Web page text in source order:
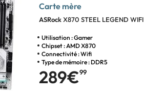
Carte mère
ASRockX870 STEEL LEGEND WIFI
Utilisation : Gamer
Chipset : AMD X870
Connectivité : Wifi
Type de mémoire : DDR5
289€99